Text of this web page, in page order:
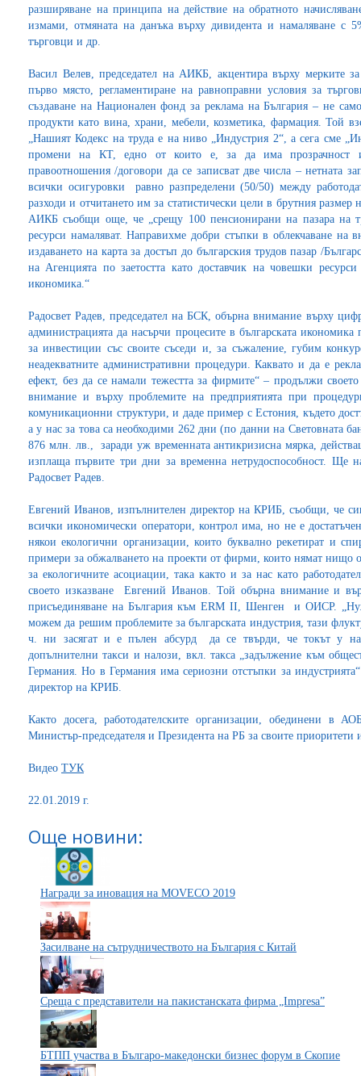
разширяване на принципа на действие на обратното
измами, отмяната на данъка върху дивидента и намаляване с
търговци и др.
Васил Велев, председател на АИКБ, акцентира върху мерките
първо място, регламентиране на равноправни условия за
създаване на Национален фонд за реклама на България – не
продукти като вина, храни, мебели, козметика, фармация. Той
„Нашият Кодекс на труда е на ниво „Индустрия 2“, а сега сме
промени на КТ, едно от които е, за да има прозрачност
правоотношения /договори да се записват две числа – нетната
всички осигуровки равно разпределени (50/50) между
разходи и отчитането им за статистически цели в брутния размер
АИКБ съобщи още, че „срещу 100 пенсионирани на пазара на
ресурси намаляват. Направихме добри стъпки в облекчаване
издаването на карта за достъп до българския трудов пазар /
на Агенцията по заетостта като доставчик на човешки
икономика.“
Радосвет Радев, председател на БСК, обърна внимание върху
администрацията да насърчи процесите в българската
за инвестиции със своите съседи и, за съжаление, губим
неадекватните административни процедури. Каквато и да е
ефект, без да се намали тежестта за фирмите“ – продължи
внимание и върху проблемите на предприятията при
комуникационни структури, и даде пример с Естония, където
а у нас за това са необходими 262 дни (по данни на Световната
876 млн. лв., заради уж временната антикризисна мярка,
изплаща първите три дни за временна нетрудоспособност. Ще
Радосвет Радев.
Евгений Иванов, изпълнителен директор на КРИБ, съобщи, че
всички икономически оператори, контрол има, но не е
някои екологични организации, които буквално рекетират и
примери за обжалването на проекти от фирми, които нямат нищо
за екологичните асоциации, така както и за нас като
своето изказване Евгений Иванов. Той обърна внимание и
присъединяване на България към ERM II, Шенген и ОИСР.
можем да решим проблемите за българската индустрия, тази
ч. ни засягат и е пълен абсурд да се твърди, че токът у
допълнителни такси и налози, вкл. такса „задължение към
Германия. Но в Германия има сериозни отстъпки за
директор на КРИБ.
Както досега, работодателските организации, обединени в
Министър-председателя и Президента на РБ за своите приоритети
Видео ТУК
22.01.2019 г.
Още новини:
Награди за иновация на MOVECO 2019
Засилване на сътрудничеството на България с Китай
Среща с представители на пакистанската фирма „Impresa”
БТПП участва в Българо-македонски бизнес форум в Скопие